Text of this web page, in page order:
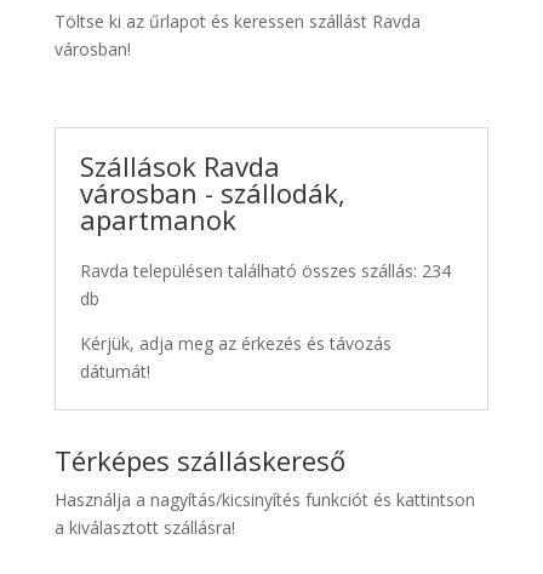
Töltse ki az űrlapot és keressen szállást Ravda
városban!
Szállások Ravda
városban - szállodák,
apartmanok
Ravda településen található összes szállás: 234
db
Kérjük, adja meg az érkezés és távozás
dátumát!
Térképes szálláskereső
Használja a nagyítás/kicsinyítés funkciót és kattintson
a kiválasztott szállásra!